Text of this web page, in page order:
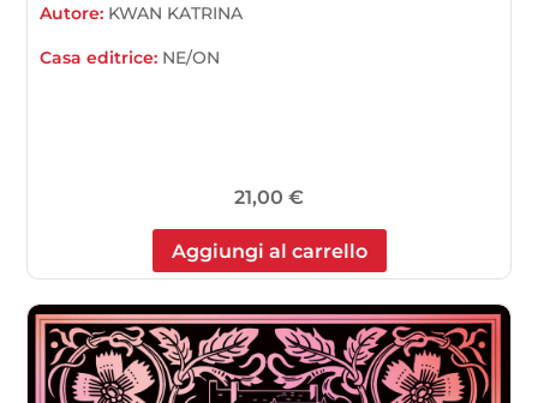
Autore: KWAN KATRINA
Casa editrice: NE/ON
21,00 €
Aggiungi al carrello